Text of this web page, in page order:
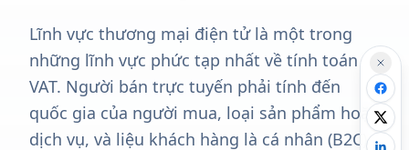
Lĩnh vực thương mại điện tử là một trong
những lĩnh vực phức tạp nhất về tính toán
VAT. Người bán trực tuyến phải tính đến
quốc gia của người mua, loại sản phẩm hoặc
dịch vụ, và liệu khách hàng là cá nhân (B2C)